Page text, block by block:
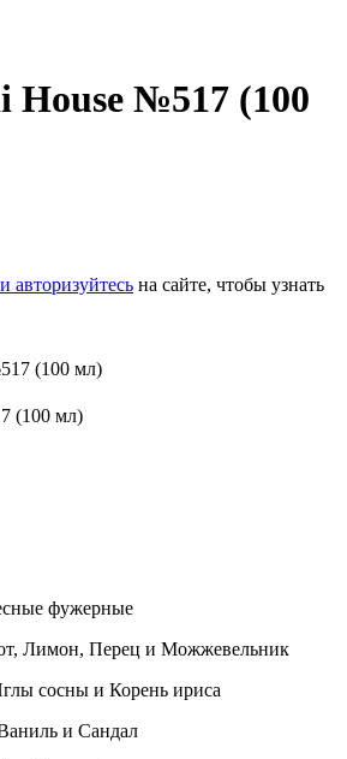
House №517 (100
авторизуйтесь на сайте, чтобы узнать
(100 мл)
фужерные
Лимон, Перец и Можжевельник
сосны и Корень ириса
и Сандал